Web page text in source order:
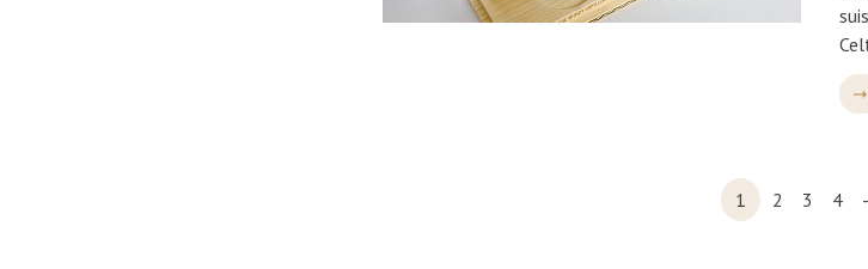
1 2 3 4